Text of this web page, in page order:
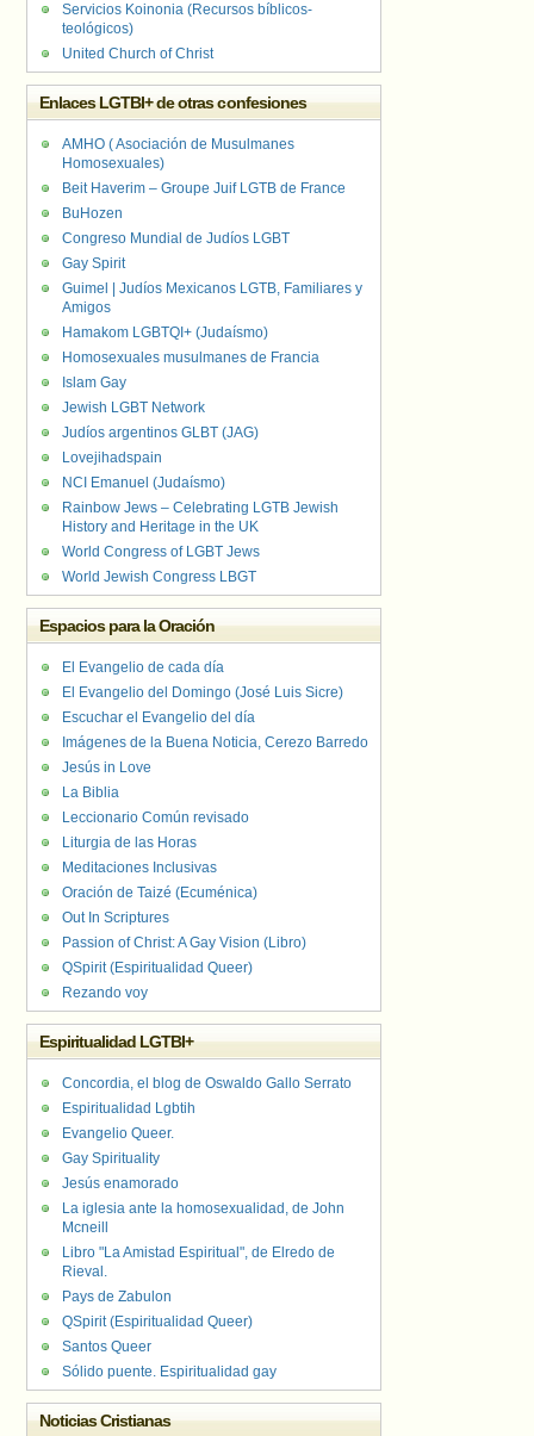
Servicios Koinonia (Recursos bíblicos-
teológicos)
United Church of Christ
Enlaces LGTBI+ de otras confesiones
AMHO ( Asociación de Musulmanes
Homosexuales)
Beit Haverim – Groupe Juif LGTB de France
BuHozen
Congreso Mundial de Judíos LGBT
Gay Spirit
Guimel | Judíos Mexicanos LGTB, Familiares y
Amigos
Hamakom LGBTQI+ (Judaísmo)
Homosexuales musulmanes de Francia
Islam Gay
Jewish LGBT Network
Judíos argentinos GLBT (JAG)
Lovejihadspain
NCI Emanuel (Judaísmo)
Rainbow Jews – Celebrating LGTB Jewish
History and Heritage in the UK
World Congress of LGBT Jews
World Jewish Congress LBGT
Espacios para la Oración
El Evangelio de cada día
El Evangelio del Domingo (José Luis Sicre)
Escuchar el Evangelio del día
Imágenes de la Buena Noticia, Cerezo Barredo
Jesús in Love
La Biblia
Leccionario Común revisado
Liturgia de las Horas
Meditaciones Inclusivas
Oración de Taizé (Ecuménica)
Out In Scriptures
Passion of Christ: A Gay Vision (Libro)
QSpirit (Espiritualidad Queer)
Rezando voy
Espiritualidad LGTBI+
Concordia, el blog de Oswaldo Gallo Serrato
Espiritualidad Lgbtih
Evangelio Queer.
Gay Spirituality
Jesús enamorado
La iglesia ante la homosexualidad, de John
Mcneill
Libro "La Amistad Espiritual", de Elredo de
Rieval.
Pays de Zabulon
QSpirit (Espiritualidad Queer)
Santos Queer
Sólido puente. Espiritualidad gay
Noticias Cristianas